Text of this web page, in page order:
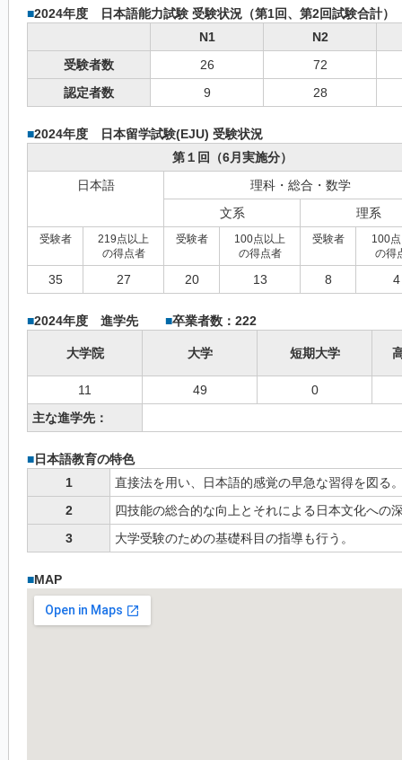
■2024年度 日本語能力試験 受験状況（第1回、第2回試験合計）
N1
N2
受験者数
26
72
認定者数
9 28
■2024年度 日本留学試験(EJU) 受験状況
第１回（6月実施分）
日本語
理科・総合・数学
文系
理系
受験者
219点以上
の得点者
受験者
100点以上
の得点者
受験者
100
の得
35 27 20 13 8 4
■2024年度 進学先 ■卒業者数：222
大学院 大学 短期大学
11 49
0
主な進学先：
■日本語教育の特色
1
直接法を用い、日本語的感覚の早急な習得を図る
2
四技能の総合的な向上とそれによる日本文化への
3
大学受験のための基礎科目の指導も行う。
■MAP